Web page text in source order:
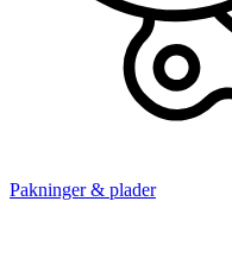
Pakninger & plader